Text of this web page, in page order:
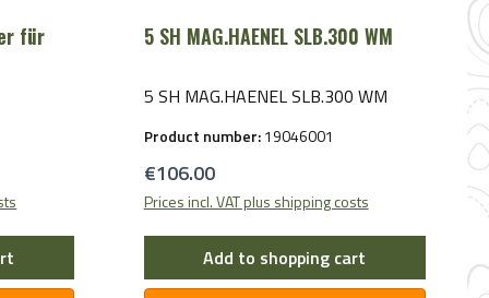
Das
verleiht dem Futteral zusätzlich eine
Blaser Futteral Essential ist in kurz
x 8 cm) erhältlich. Absolutes Jagd-
Essential für den sicheren Transport
Ihrer JagdwaffeFarbe: teak
für
5 SH MAG.HAENEL SLB.300 WM
5 SH MAG.HAENEL SLB.300 WM
Product number:19046001
Regular price:
€106.00
Prices incl. VAT plus shipping costs
Add to shopping cart